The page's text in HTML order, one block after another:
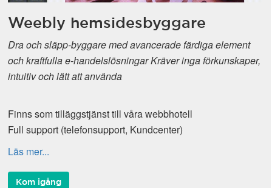
Weebly hemsidesbyggare
Dra och släpp-byggare med avancerade färdiga element
och kraftfulla e-handelslösningar Kräver inga förkunskaper,
intuitiv och lätt att använda
Finns som tilläggstjänst till våra webbhotell
Full support (telefonsupport, Kundcenter)
Läs mer...
Kom igång